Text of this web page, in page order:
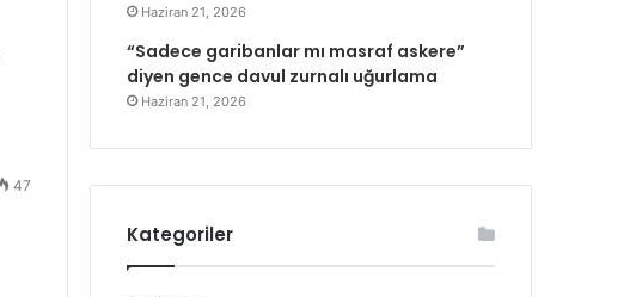
47
Haziran 21, 2026
“Sadece garibanlar mı masraf askere”
diyen gence davul zurnalı uğurlama
Haziran 21, 2026
Kategoriler